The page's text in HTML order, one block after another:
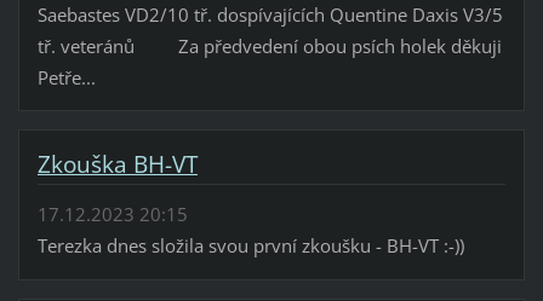
Saebastes VD2/10 tř. dospívajících Quentine Daxis V3/5
tř. veteránů Za předvedení obou psích holek děkuji
Petře...
Zkouška BH-VT
17.12.2023 20:15
Terezka dnes složila svou první zkoušku - BH-VT :-))